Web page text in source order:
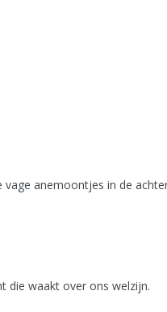
anemoontjes in de
die waakt over ons welzijn.